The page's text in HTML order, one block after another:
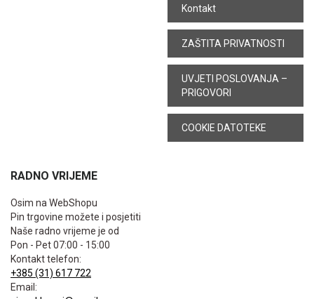
Kontakt
ZAŠTITA PRIVATNOSTI
UVJETI POSLOVANJA –
PRIGOVORI
COOKIE DATOTEKE
RADNO VRIJEME
Osim na WebShopu
Pin trgovine možete i posjetiti
Naše radno vrijeme je od
Pon - Pet 07:00 - 15:00
Kontakt telefon:
+385 (31) 617 722
Email: